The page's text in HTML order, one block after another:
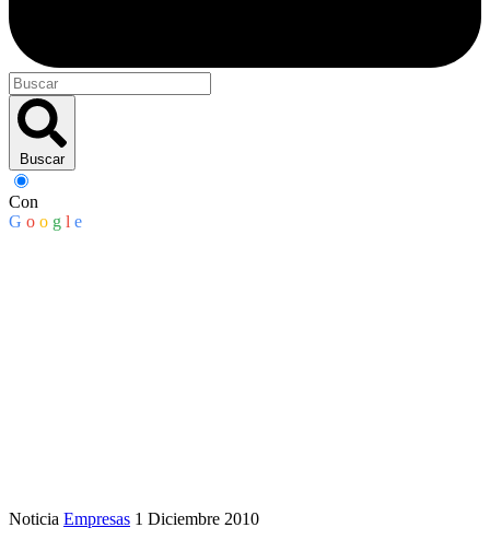
Buscar
Con
G o o g l e
Noticia Empresas 1 Diciembre 2010